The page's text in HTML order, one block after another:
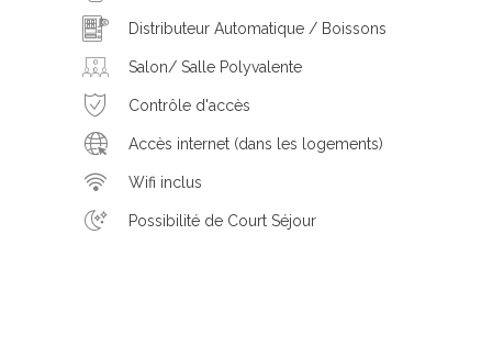
Distributeur Automatique / Boissons
Salon/ Salle Polyvalente
Contrôle d'accès
Accès internet (dans les logements)
Wifi inclus
Possibilité de Court Séjour